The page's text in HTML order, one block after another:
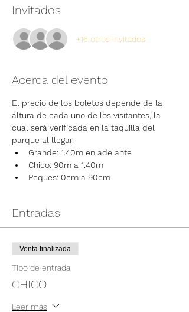
Invitados
+16 otros invitados
Acerca del evento
El precio de los boletos depende de la
altura de cada uno de los visitantes, la
cual será verificada en la taquilla del
parque al llegar.
Grande: 1.40m en adelante
Chico: 90m a 1.40m
Peques: 0cm a 90cm
Entradas
Venta finalizada
Tipo de entrada
CHICO
Leer más